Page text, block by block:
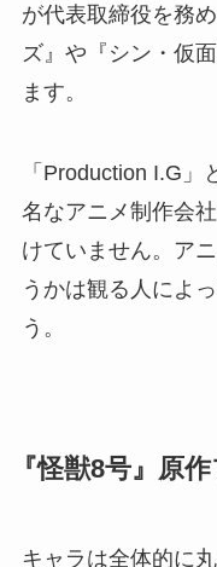
が代表取締役を務
ズ』や『シン・仮
ます。
「Production I.G
名なアニメ制作会
けていません。ア
うかは観る人によ
う。
『怪獣8号』原
キャラは全体的に